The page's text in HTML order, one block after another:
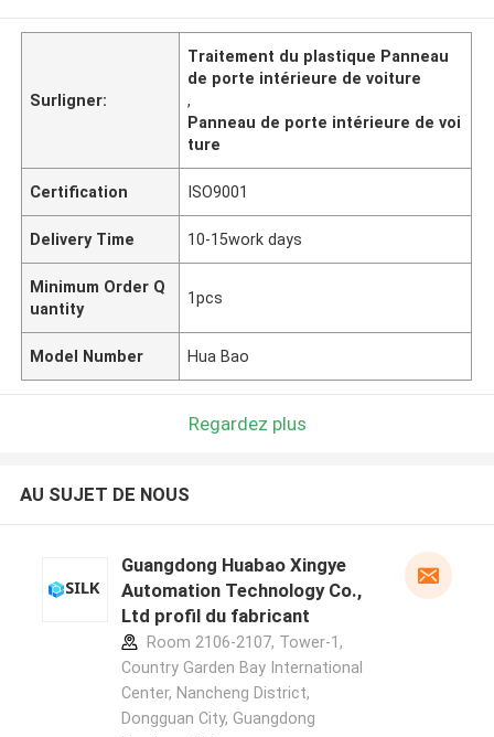
Surligner:
Traitement du plastique Panneau
de porte intérieure de voiture
,
Panneau de porte intérieure de voi
ture
Certification ISO9001
Delivery Time 10-15work days
Minimum Order Q
uantity
1pcs
Model Number Hua Bao
Regardez plus
AU SUJET DE NOUS
Guangdong Huabao Xingye
Automation Technology Co.,
Ltd profil du fabricant
Room 2106-2107, Tower-1,
Country Garden Bay International
Center, Nancheng District,
Dongguan City, Guangdong